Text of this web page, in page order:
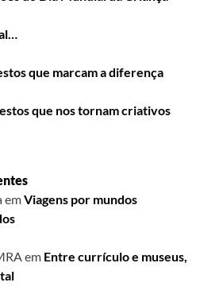
que marcam a diferença
que nos tornam criativos
emViagens por mundos
em Entre currículo e museus,